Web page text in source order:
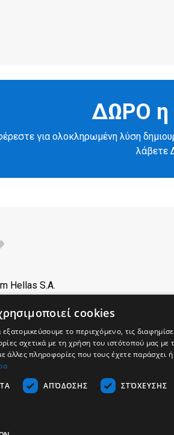
ΔΩΡΟ η
για ολοκληρωμένη λύση
λάβετε
Hellas S.A.
18346,
210.95.90.910
cookies
το περιεχόμενο, τις
σχετικά με τη χρήση του ιστότοπού μας με
άλλες πληροφορίες που τους έχετε
ΑΠΌΔΟΣΗΣ ΣΤΌΧΕΥΣΗΣ